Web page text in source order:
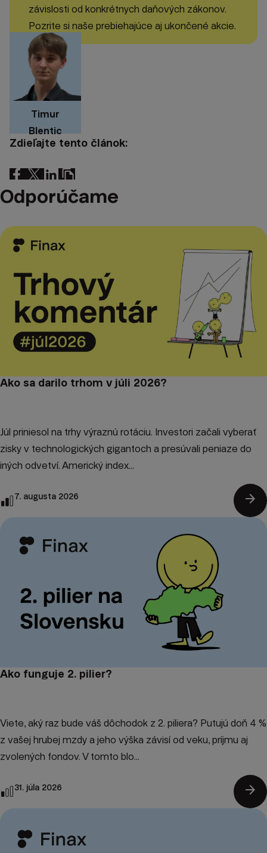
závislosti od konkrétnych daňových zákonov.
Pozrite si naše prebiehajúce aj ukončené akcie.
Timur
Blentic
Zdieľajte tento článok:
Odporúčame
Ako sa darilo trhom v júli 2026?
Júl priniesol na trhy výraznú rotáciu. Investori začali vyberať
zisky v technologických gigantoch a presúvali peniaze do
iných odvetví. Americký index...
7. augusta 2026 arrow_forward
Ako funguje 2. pilier?
Viete, aký raz bude váš dôchodok z 2. piliera? Putujú doň 4 %
z vašej hrubej mzdy a jeho výška závisí od veku, príjmu aj
zvolených fondov. V tomto blo...
31. júla 2026 arrow_forward